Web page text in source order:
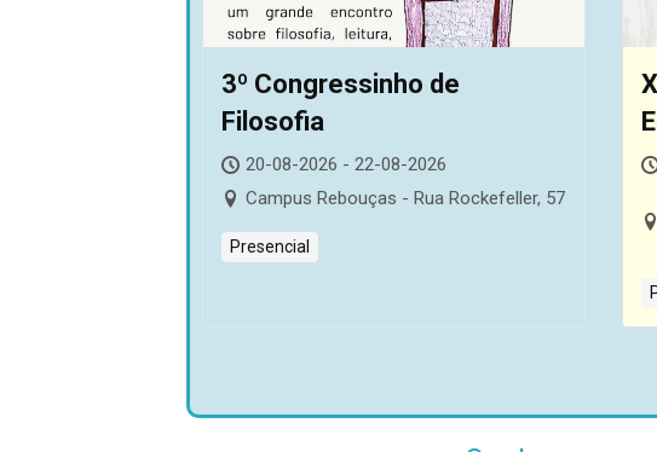
3º Congressinho de
Filosofia
20-08-2026 - 22-08-2026
Campus Rebouças - Rua Rockefeller, 57
Presencial